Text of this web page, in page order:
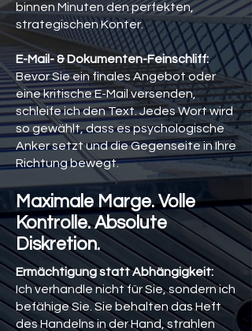
binnen Minuten den perfekten,
strategischen Konter.
E-Mail- & Dokumenten-Feinschliff:
Bevor Sie ein finales Angebot oder
eine kritische E-Mail versenden,
schleife ich den Text. Jedes Wort wird
so gewählt, dass es psychologische
Anker setzt und die Gegenseite in Ihre
Richtung bewegt.
Maximale Marge. Volle
Kontrolle. Absolute
Diskretion.
Ermächtigung statt Abhängigkeit:
Ich verhandle nicht für Sie, sondern ich
befähige Sie. Sie behalten das Heft
des Handelns in der Hand, strahlen